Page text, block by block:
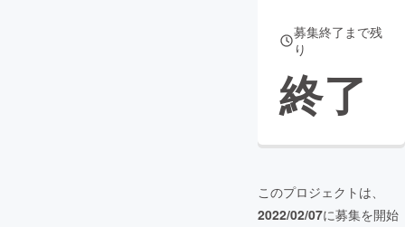
募集終了まで残
り
終了
このプロジェクトは、
2022/02/07に募集を開始